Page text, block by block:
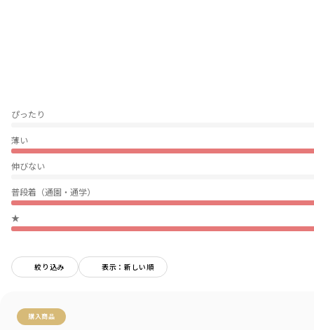
ぴったり
薄い
伸びない
普段着（通園・通学）
★
絞り込み 表示：新しい順
購入商品
透け感：ややあり
ポケット：サイド両側あり
着用イメージ/カラー：ミックス
サイズ：サイズ110
ブランド ／branshes
カテゴリ
／ ボトムス>ショートパンツ・ハーフパンツ
カラー
ピンク
性別タイプ
／
GIRL